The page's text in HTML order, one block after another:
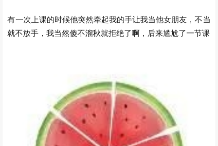
有一次上课的时候他突然牵起我的手让我当他女朋友，不当
就不放手，我当然傻不溜秋就拒绝了啊，后来尴尬了一节课